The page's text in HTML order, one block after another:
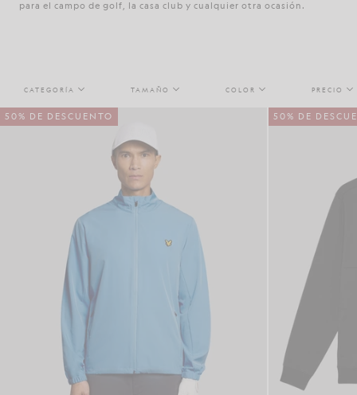
para el campo de golf, la casa club y cualquier otra ocasión.
CATEGORÍA TAMAÑO COLOR PRECIO
50% DE DESCUENTO 50% DE